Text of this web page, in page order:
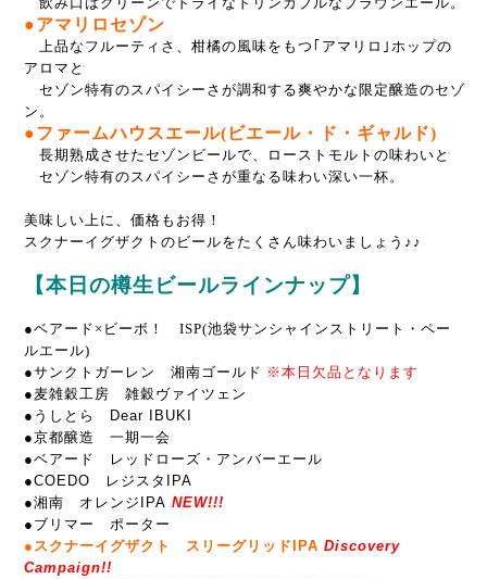
●アマリロセゾン
上品なフルーティさ、柑橘の風味をもつ｢アマリロ｣ホップの
アロマと
セゾン特有のスパイシーさが調和する爽やかな限定醸造のセゾ
ン。
●ファームハウスエール(ビエール・ド・ギャルド)
長期熟成させたセゾンビールで、ローストモルトの味わいと
セゾン特有のスパイシーさが重なる味わい深い一杯。
美味しい上に、価格もお得！
スクナーイグザクトのビールをたくさん味わいましょう♪♪
【本日の樽生ビールラインナップ】
●ベアード×ビーボ！ ISP(池袋サンシャインストリート・ペー
ルエール)
●サンクトガーレン 湘南ゴールド ※本日欠品となります
●麦雑穀工房 雑穀ヴァイツェン
●うしとら Dear IBUKI
●京都醸造 一期一会
●ベアード レッドローズ・アンバーエール
●COEDO レジスタIPA
●湘南 オレンジIPA NEW!!!
●ブリマー ポーター
●スクナーイグザクト スリーグリッドIPA Discovery
Campaign!!